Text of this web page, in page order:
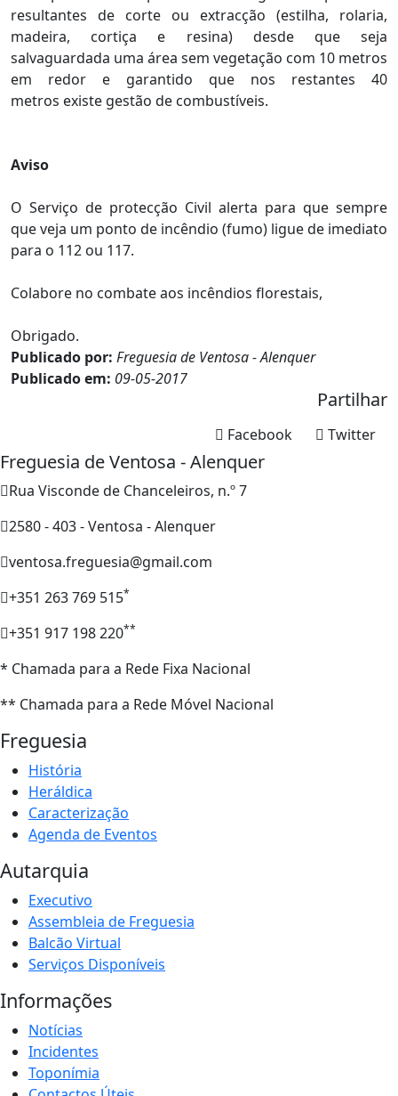
resultantes de corte ou extracção (estilha, rolaria,
madeira, cortiça e resina) desde que seja
salvaguardada uma área sem vegetação com 10 metros
em redor e garantido que nos restantes 40
metros existe gestão de combustíveis.
Aviso
O Serviço de protecção Civil alerta para que sempre
que veja um ponto de incêndio (fumo) ligue de imediato
para o 112 ou 117.
Colabore no combate aos incêndios florestais,
Obrigado.
Publicado por: Freguesia de Ventosa - Alenquer
Publicado em: 09-05-2017
Partilhar
Twitter
Facebook
Freguesia de Ventosa - Alenquer
Rua Visconde de Chanceleiros, n.º 7
2580 - 403 - Ventosa - Alenquer
ventosa.freguesia@gmail.com
+351 263 769 515*
+351 917 198 220**
* Chamada para a Rede Fixa Nacional
** Chamada para a Rede Móvel Nacional
Freguesia
História
Heráldica
Caracterização
Agenda de Eventos
Autarquia
Executivo
Assembleia de Freguesia
Balcão Virtual
Serviços Disponíveis
Informações
Notícias
Incidentes
Toponímia